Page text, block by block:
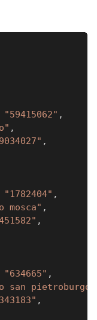
"59415062" ,
,
,
"1782404" ,
mosca" ,
,
"634665" ,
san pietroburgo"
,